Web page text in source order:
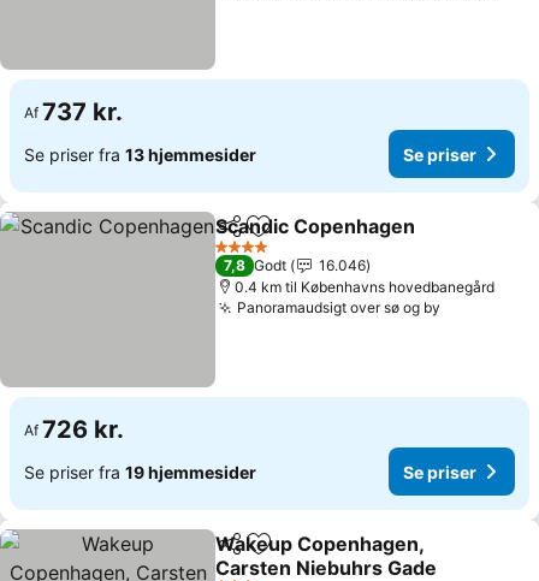
Af 737 kr.
Se priser fra 13 hjemmesider Se priser
Del Føj til favoritter
Scandic Copenhagen
4 Stjerner
7,8 Godt
16.046
0.4 km til Københavns hovedbanegård
Panoramaudsigt over sø og by
Af 726 kr.
Se priser fra 19 hjemmesider Se priser
Del Føj til favoritter
Wakeup Copenhagen,
Carsten Niebuhrs Gade